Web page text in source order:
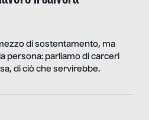
di sostentamento, ma
persona: parliamo di carceri
di ciò che servirebbe.